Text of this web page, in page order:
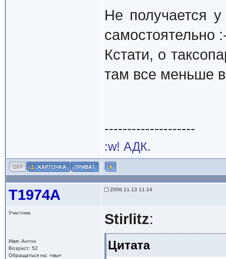
Не получается
самостоятельно
Кстати, о
там все меньше
--------------------
:w! АДК.
Т1974А 2006.11.13 11:14
Участник
Имя: Антон
Возраст: 52
Обращаться на: «вы»
Stirlitz:
Цитата